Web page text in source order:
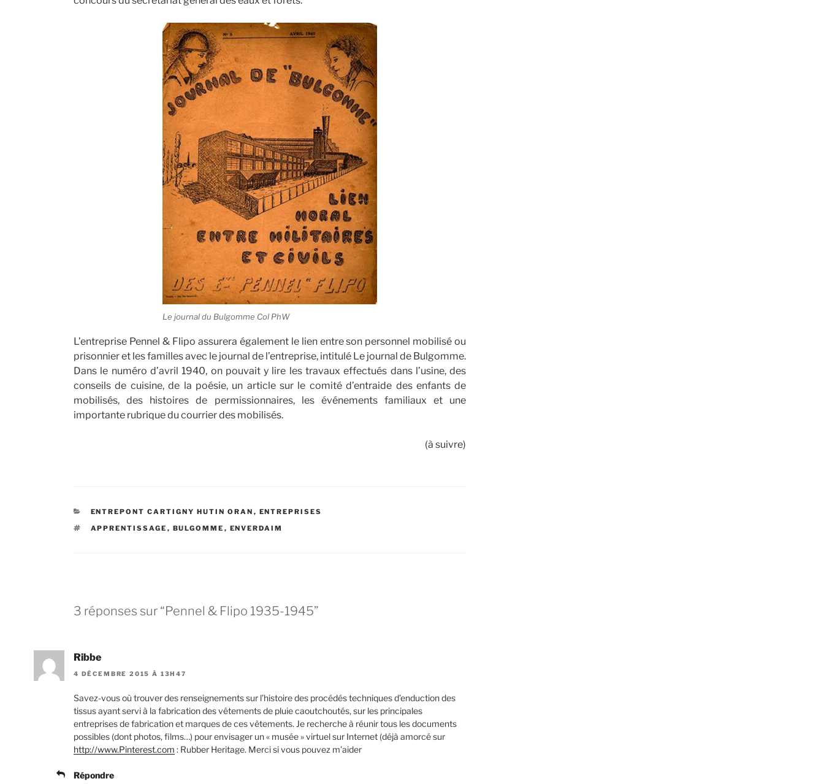
Le journal du Bulgomme Col PhW
L’entreprise Pennel & Flipo assurera également le lien entre son personnel mobilisé ou
prisonnier et les familles avec le journal de l’entreprise, intitulé Le journal de Bulgomme.
Dans le numéro d’avril 1940, on pouvait y lire les travaux effectués dans l’usine, des
conseils de cuisine, de la poésie, un article sur le comité d’entraide des enfants de
mobilisés, des histoires de permissionnaires, les événements familiaux et une
importante rubrique du courrier des mobilisés.
(à suivre)
CATÉGORIES
ENTREPONT CARTIGNY HUTIN ORAN , ENTREPRISES
ÉTIQUETTES
APPRENTISSAGE , BULGOMME , ENVERDAIM
3 réponses sur “Pennel & Flipo 1935-1945”
Ribbe
4 DÉCEMBRE 2015 À 13H47
Savez-vous où trouver des renseignements sur l’histoire des procédés techniques d’enduction des
tissus ayant servi à la fabrication des vêtements de pluie caoutchoutés, sur les principales
entreprises de fabrication et marques de ces vêtements. Je recherche à réunir tous les documents
possibles (dont photos, films…) pour envisager un « musée » virtuel sur Internet (déjà amorcé sur
http://www.Pinterest.com : Rubber Heritage. Merci si vous pouvez m’aider
Répondre